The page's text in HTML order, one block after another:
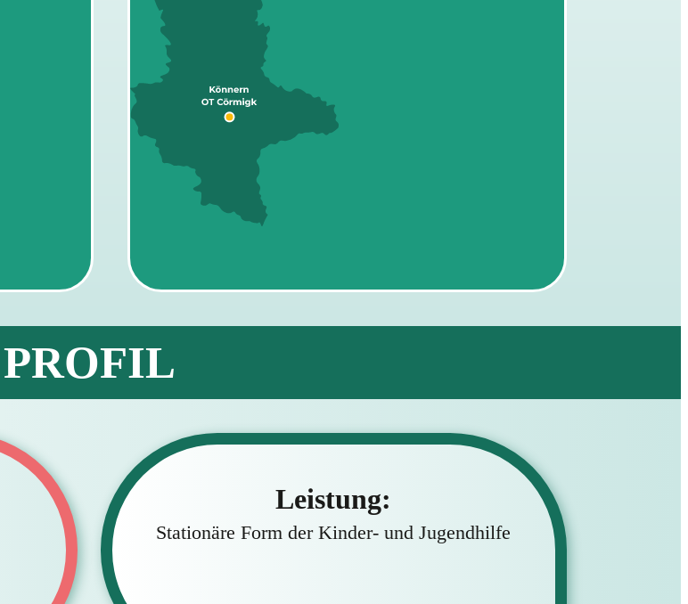
PROFIL
Leistung:
Stationäre Form der Kinder- und Jugendhilfe